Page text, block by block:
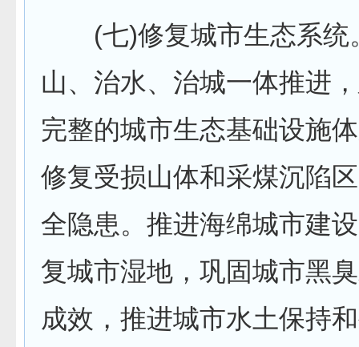
(七)修复城市生态系统
山、治水、治城一体推进
完整的城市生态基础设施
修复受损山体和采煤沉陷
全隐患。推进海绵城市建
复城市湿地，巩固城市黑
成效，推进城市水土保持